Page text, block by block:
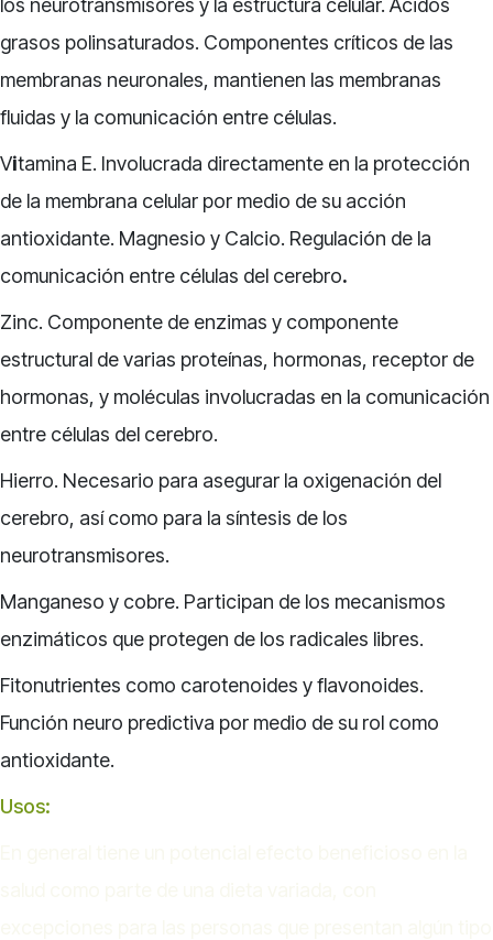
los neurotransmisores y la estructura celular. Ácidos
grasos polinsaturados. Componentes críticos de las
membranas neuronales, mantienen las membranas
fluidas y la comunicación entre células.
Vitamina E. Involucrada directamente en la protección
de la membrana celular por medio de su acción
antioxidante. Magnesio y Calcio. Regulación de la
comunicación entre células del cerebro.
Zinc. Componente de enzimas y componente
estructural de varias proteínas, hormonas, receptor de
hormonas, y moléculas involucradas en la comunicación
entre células del cerebro.
Hierro. Necesario para asegurar la oxigenación del
cerebro, así como para la síntesis de los
neurotransmisores.
Manganeso y cobre. Participan de los mecanismos
enzimáticos que protegen de los radicales libres.
Fitonutrientes como carotenoides y flavonoides.
Función neuro predictiva por medio de su rol como
antioxidante.
Usos: